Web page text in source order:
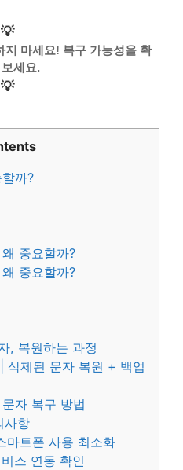
💡
지 마세요! 복구 가능성을 확
세요.
💡
까?
중요할까?
중요할까?
, 복원하는 과정
삭제된 문자 복원 + 백업
자 복구 방법
사항
마트폰 사용 최소화
스 연동 확인